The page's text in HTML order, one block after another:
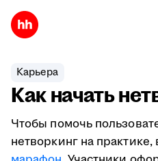
Карьера
Как начать
Чтобы помочь
нетворкинг на